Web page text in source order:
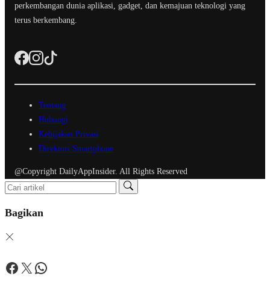
perkembangan dunia aplikasi, gadget, dan kemajuan teknologi yang
terus berkembang.
Tentang
Hubungi
Kebijakan Privasi
Direktori Smartphone
@Copyright DailyAppInsider. All Rights Reserved
Bagikan
Facebook
Twitter
WhatsApp